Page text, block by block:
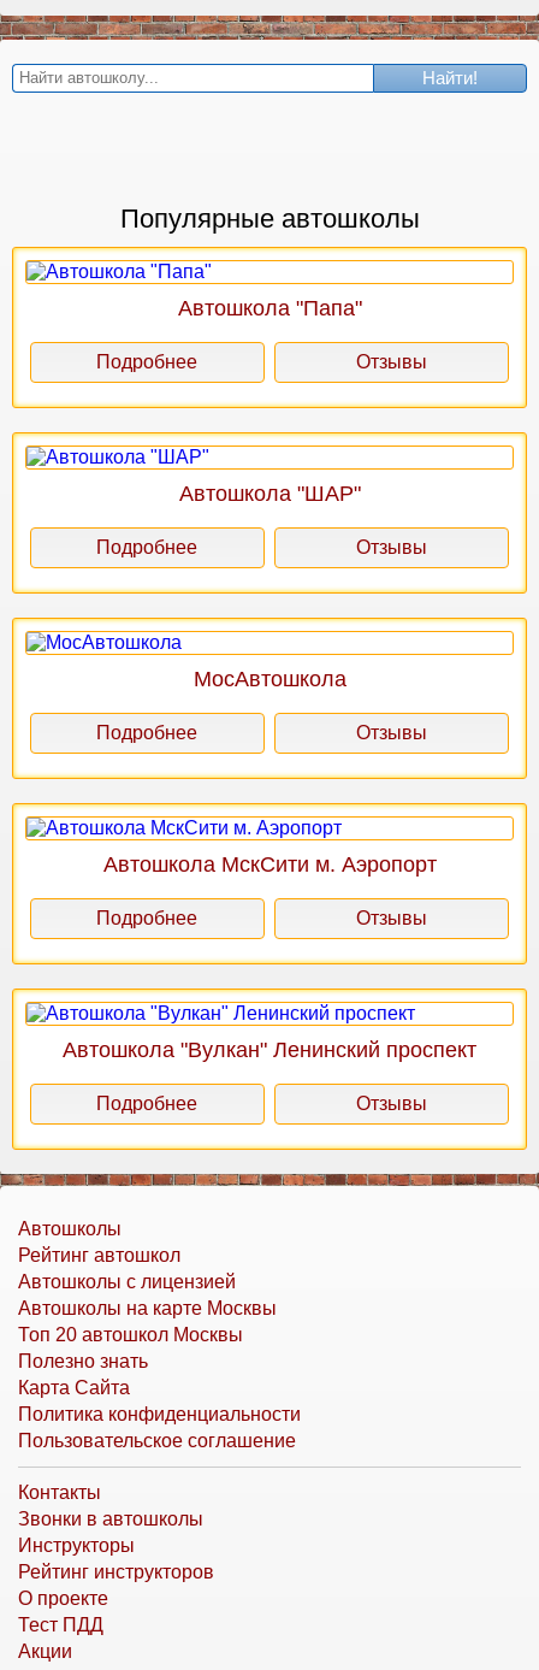
Найти!
Популярные автошколы
Автошкола "Папа"
Подробнее Отзывы
Автошкола "ШАР"
Подробнее Отзывы
МосАвтошкола
Подробнее Отзывы
Автошкола МскСити м. Аэропорт
Подробнее Отзывы
Автошкола "Вулкан" Ленинский проспект
Подробнее Отзывы
Автошколы
Рейтинг автошкол
Автошколы с лицензией
Автошколы на карте Москвы
Топ 20 автошкол Москвы
Полезно знать
Карта Сайта
Политика конфиденциальности
Пользовательское соглашение
Контакты
Звонки в автошколы
Инструкторы
Рейтинг инструкторов
О проекте
Тест ПДД
Акции